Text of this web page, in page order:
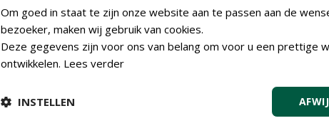
Om goed in staat te zijn onze website aan te passen aan de
bezoeker, maken wij gebruik van cookies.
Deze gegevens zijn voor ons van belang om voor u een prettige
ontwikkelen. Lees verder
INSTELLEN